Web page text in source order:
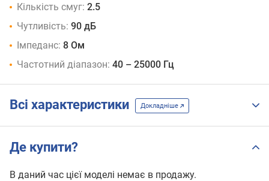
Кількість смуг: 2.5
Чутливість: 90 дБ
Імпеданс: 8 Ом
Частотний діапазон: 40 – 25000 Гц
Всі характеристики Докладніше
Де купити?
В даний час цієї моделі немає в продажу.